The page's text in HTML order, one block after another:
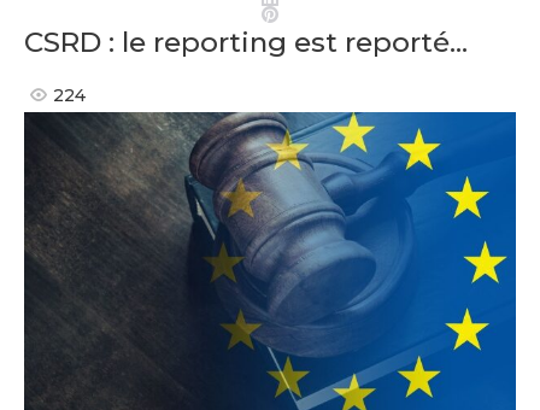
Pinterest
CSRD : le reporting est reporté…
224